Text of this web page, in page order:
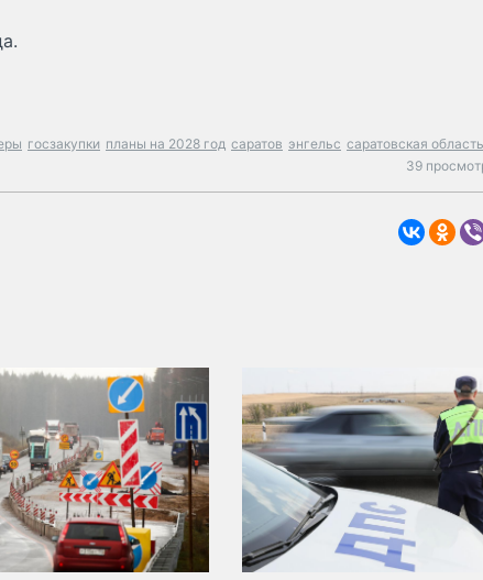
госзакупки планы на 2028 год саратов энгельс саратовская область
39